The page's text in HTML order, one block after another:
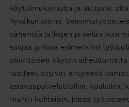
käyttömukavuutta ja auttavat
hyväkuntoisina.
vähentää jalkojen ja selän
suojaa pintoja esimerkiksi
päivittäisen käytön
tuotteet sopivat erityisesti
asiakaspalvelutiloihin, kouluihin,
muihin kohteisiin, joissa